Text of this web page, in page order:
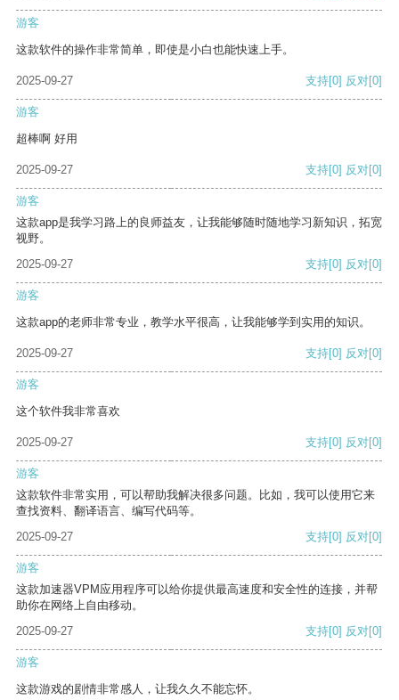
游客
这款软件的操作非常简单，即使是小白也能快速上手。
2025-09-27 支持[0] 反对[0]
游客
超棒啊 好用
2025-09-27 支持[0] 反对[0]
游客
这款app是我学习路上的良师益友，让我能够随时随地学习新知识，拓宽
视野。
2025-09-27
支持[0] 反对[0]
游客
这款app的老师非常专业，教学水平很高，让我能够学到实用的知识。
2025-09-27 支持[0] 反对[0]
游客
这个软件我非常喜欢
2025-09-27 支持[0] 反对[0]
游客
这款软件非常实用，可以帮助我解决很多问题。比如，我可以使用它来
查找资料、翻译语言、编写代码等。
2025-09-27
支持[0] 反对[0]
游客
这款加速器VPM应用程序可以给你提供最高速度和安全性的连接，并帮
助你在网络上自由移动。
2025-09-27
支持[0] 反对[0]
游客
这款游戏的剧情非常感人，让我久久不能忘怀。